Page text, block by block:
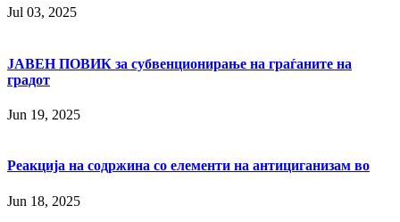
Jul 03, 2025
ЈАВЕН ПОВИК за субвенционирање на граѓаните на
градот
Jun 19, 2025
Реакција на содржина со елементи на антициганизам во
Jun 18, 2025